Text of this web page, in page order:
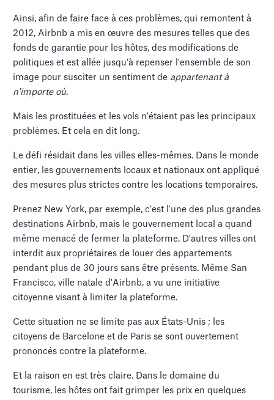
Ainsi, afin de faire face à ces problèmes, qui remontent à
2012, Airbnb a mis en œuvre des mesures telles que des
fonds de garantie pour les hôtes, des modifications de
politiques et est allée jusqu'à repenser l'ensemble de son
image pour susciter un sentiment de appartenant à
n'importe où.
Mais les prostituées et les vols n'étaient pas les principaux
problèmes. Et cela en dit long.
Le défi résidait dans les villes elles-mêmes. Dans le monde
entier, les gouvernements locaux et nationaux ont appliqué
des mesures plus strictes contre les locations temporaires.
Prenez New York, par exemple, c'est l'une des plus grandes
destinations Airbnb, mais le gouvernement local a quand
même menacé de fermer la plateforme. D'autres villes ont
interdit aux propriétaires de louer des appartements
pendant plus de 30 jours sans être présents. Même San
Francisco, ville natale d'Airbnb, a vu une initiative
citoyenne visant à limiter la plateforme.
Cette situation ne se limite pas aux États-Unis ; les
citoyens de Barcelone et de Paris se sont ouvertement
prononcés contre la plateforme.
Et la raison en est très claire. Dans le domaine du
tourisme, les hôtes ont fait grimper les prix en quelques